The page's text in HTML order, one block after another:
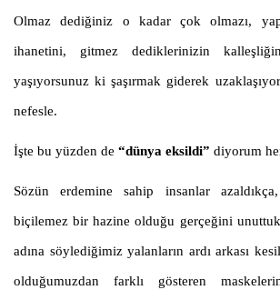
Olmaz dediğiniz o kadar çok olmazı,
ihanetini, gitmez dediklerinizin
yaşıyorsunuz ki şaşırmak giderek
nefesle.
İşte bu yüzden de “dünya eksildi” diyorum
Sözün erdemine sahip insanlar
biçilemez bir hazine olduğu gerçeğini
adına söylediğimiz yalanların ardı arkası
olduğumuzdan farklı gösteren